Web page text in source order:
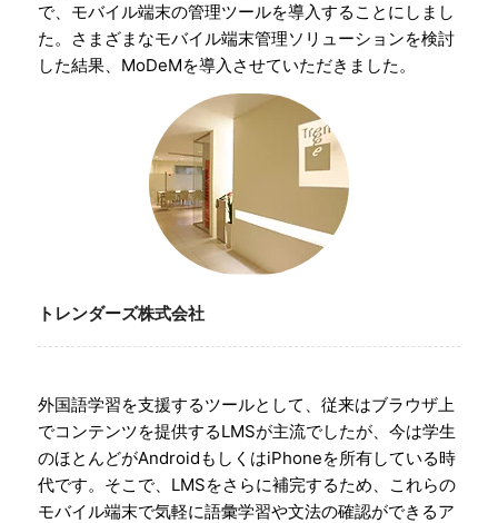
で、モバイル端末の管理ツールを導入することにしまし
た。さまざまなモバイル端末管理ソリューションを検討
した結果、MoDeMを導入させていただきました。
トレンダーズ株式会社
外国語学習を支援するツールとして、従来はブラウザ上
でコンテンツを提供するLMSが主流でしたが、今は学生
のほとんどがAndroidもしくはiPhoneを所有している時
代です。そこで、LMSをさらに補完するため、これらの
モバイル端末で気軽に語彙学習や文法の確認ができるア